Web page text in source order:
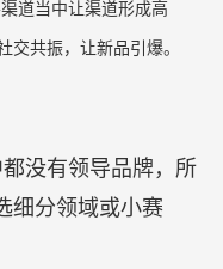
客户增长，那应
，当社会根本不认识你时
品难做，就要新品破圈。